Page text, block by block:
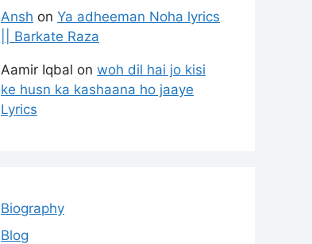
Ansh on Ya adheeman Noha lyrics
|| Barkate Raza
Aamir Iqbal on woh dil hai jo kisi
ke husn ka kashaana ho jaaye
Lyrics
Biography
Blog